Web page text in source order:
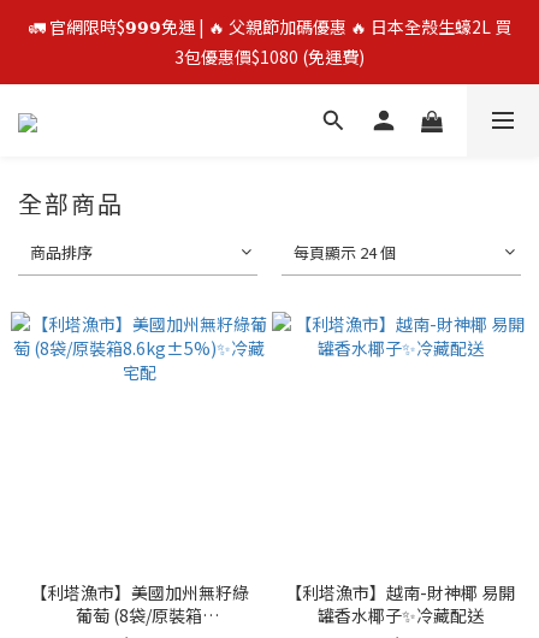
🚛 官網限時$𝟵𝟵𝟵免運 | 🔥 父親節加碼優惠 🔥 日本全殼生蠔2L 買
3包優惠價$1080 (免運費)
🚛 官網限時$𝟵𝟵𝟵免運 | 🔥 父親節加碼優惠 🔥 日本全殼生蠔2L 買
3包優惠價$1080 (免運費)
⭐️ 買二送一 ⭐️  冷凍榴槤❄️ 越南干堯/貓山王/金枕頭榴槤 單盒最低
🚛 官網限時$𝟵𝟵𝟵免運 | 🔥 父親節加碼優惠 🔥 日本全殼生蠔2L 買
3包優惠價$1080 (免運費)
全部商品
商品排序 每頁顯示 24 個
【利塔漁市】美國加州無籽綠
葡萄 (8袋/原裝箱
【利塔漁市】越南-財神椰 易開
罐香水椰子✨冷藏配送